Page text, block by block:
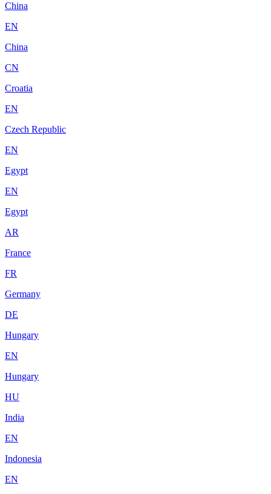
China
EN
China
CN
Croatia
EN
Czech Republic
EN
Egypt
EN
Egypt
AR
France
FR
Germany
DE
Hungary
EN
Hungary
HU
India
EN
Indonesia
EN